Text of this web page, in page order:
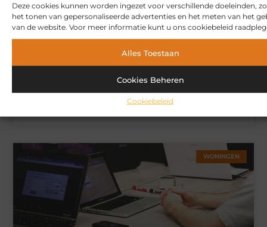
Deze cookies kunnen worden ingezet voor verschillende doeleinden,
het tonen van gepersonaliseerde advertenties en het meten van het
van de website. Voor meer informatie kunt u ons cookiebeleid
Alles Toestaan
Cookies Beheren
Cookiebeleid
Hoe u een webshop laat bouwen die klaar is voor
WONINGEN